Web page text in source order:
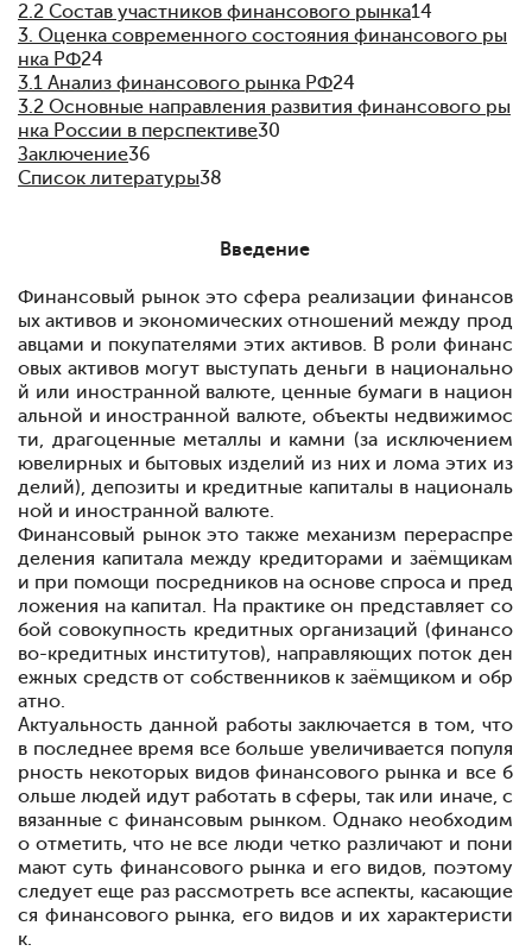
2.2 Состав участников финансового рынка14
3. Оценка современного состояния финансового ры
нка РФ24
3.1 Анализ финансового рынка РФ24
3.2 Основные направления развития финансового ры
нка России в перспективе30
Заключение36
Список литературы38
Введение
Финансовый рынокэто сфера реализации финансов
ых активов и экономических отношений между прод
авцами и покупателями этих активов. В роли финанс
овых активов могут выступать деньги в национально
й или иностранной валюте, ценные бумаги в национ
альной и иностранной валюте, объекты недвижимос
ти, драгоценные металлы и камни (за исключением
ювелирных и бытовых изделий из них и лома этих из
делий), депозиты и кредитные капиталы в националь
ной и иностранной валюте.
Финансовый рынокэто также механизм перераспре
деления капитала между кредиторами и заёмщикам
и при помощи посредников на основе спроса и пред
ложения на капитал. На практике он представляет со
бой совокупность кредитных организаций (финансо
во-кредитных институтов), направляющих поток ден
ежных средств от собственников к заёмщиком и обр
атно.
Актуальность данной работы заключается в том, что
в последнее время все больше увеличивается популя
рность некоторых видов финансового рынка и все б
ольше людей идут работать в сферы, так или иначе, с
вязанные с финансовым рынком. Однако необходим
о отметить, что не все люди четко различают и пони
мают суть финансового рынка и его видов, поэтому
следует еще раз рассмотреть все аспекты, касающие
ся финансового рынка, его видов и их характеристи
к.